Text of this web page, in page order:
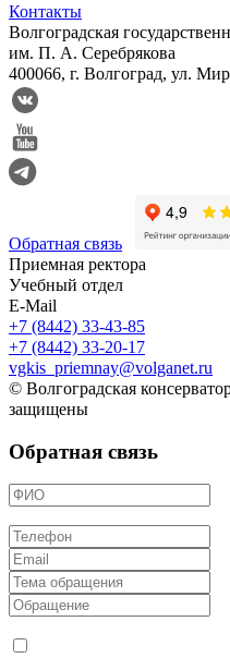
Контакты
Волгоградская
им. П. А. Серебрякова
400066, г. Волгоград, ул.
Обратная связь
Приемная ректора
Учебный отдел
E-Mail
+7 (8442) 33-43-85
+7 (8442) 33-20-17
vgkis_priemnay@volganet.ru
© Волгоградская
защищены
Обратная связь